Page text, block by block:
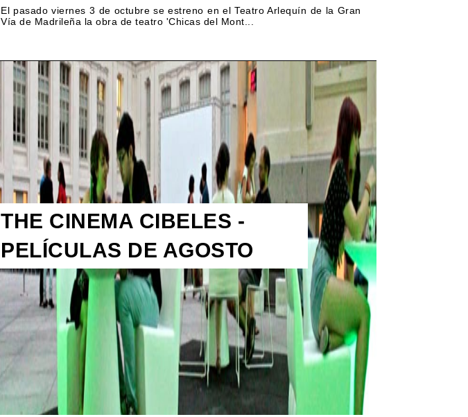
El pasado viernes 3 de octubre se estreno en el Teatro Arlequín de la Gran
Vía de Madrileña la obra de teatro 'Chicas del Mont...
THE CINEMA CIBELES -
PELÍCULAS DE AGOSTO